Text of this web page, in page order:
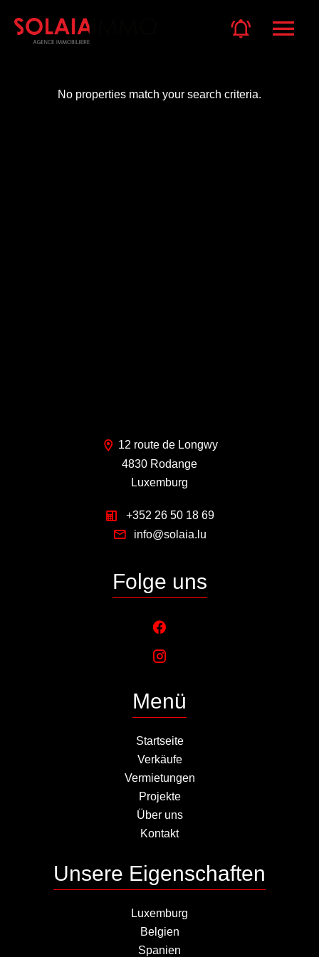
No properties match your search criteria.
12 route de Longwy
4830 Rodange
Luxemburg
+352 26 50 18 69
info@solaia.lu
Folge uns
Menü
Startseite
Verkäufe
Vermietungen
Projekte
Über uns
Kontakt
Unsere Eigenschaften
Luxemburg
Belgien
Spanien